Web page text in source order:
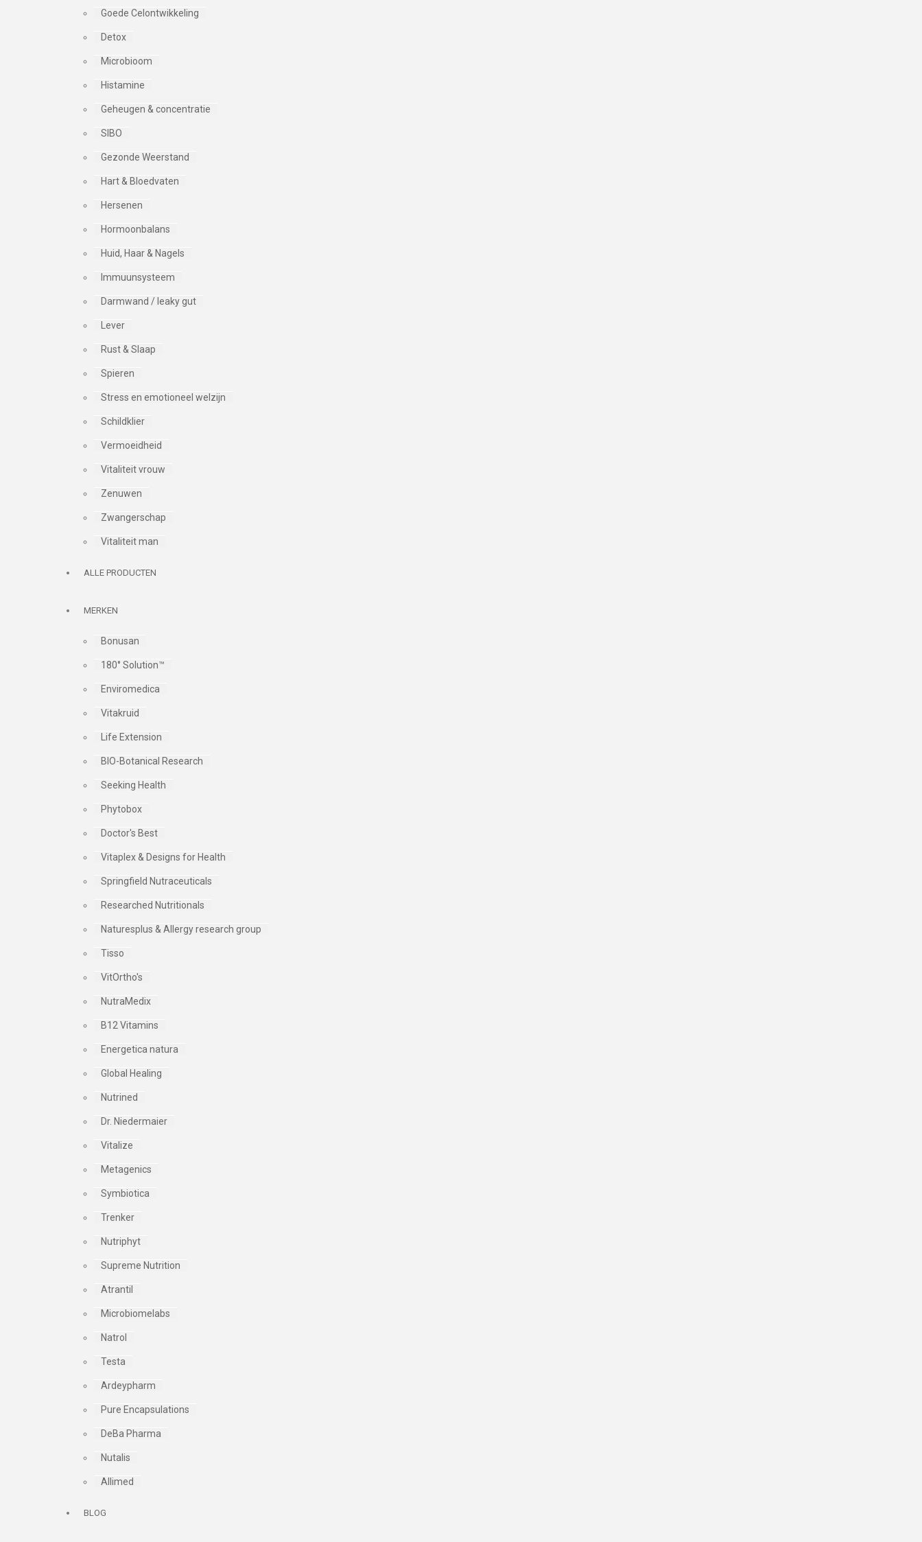
Goede Celontwikkeling
Detox
Microbioom
Histamine
Geheugen & concentratie
SIBO
Gezonde Weerstand
Hart & Bloedvaten
Hersenen
Hormoonbalans
Huid, Haar & Nagels
Immuunsysteem
Darmwand / leaky gut
Lever
Rust & Slaap
Spieren
Stress en emotioneel welzijn
Schildklier
Vermoeidheid
Vitaliteit vrouw
Zenuwen
Zwangerschap
Vitaliteit man
ALLE PRODUCTEN
MERKEN
Bonusan
180° Solution™
Enviromedica
Vitakruid
Life Extension
BIO-Botanical Research
Seeking Health
Phytobox
Doctor's Best
Vitaplex & Designs for Health
Springfield Nutraceuticals
Researched Nutritionals
Naturesplus & Allergy research group
Tisso
VitOrtho's
NutraMedix
B12 Vitamins
Energetica natura
Global Healing
Nutrined
Dr. Niedermaier
Vitalize
Metagenics
Symbiotica
Trenker
Nutriphyt
Supreme Nutrition
Atrantil
Microbiomelabs
Natrol
Testa
Ardeypharm
Pure Encapsulations
DeBa Pharma
Nutalis
Allimed
BLOG